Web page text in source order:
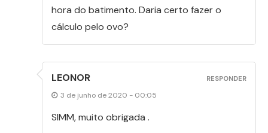
hora do batimento. Daria certo fazer o
cálculo pelo ovo?
LEONOR
3 de junho de 2020 - 00:05
SIMM, muito obrigada .
RESPONDER